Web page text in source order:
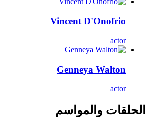
Vincent D'Onofrio
actor
Genneya Walton
actor
الحلقات والمواسم